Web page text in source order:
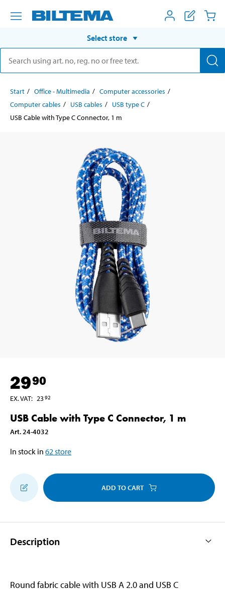
Select store
Start Office - Multimedia
Computer accessories
Computer cables
USB cables
USB type C
USB Cable with Type C Connector, 1 m
2990
EX. VAT: 2392
USB Cable with Type C Connector, 1 m
Art. 24-4032
In stock in 62 store
ADD TO CART
Description
Round fabric cable with USB A 2.0 and USB C